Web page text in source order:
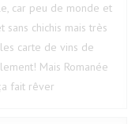
car peu de monde et
chichis mais très
carte de vins de
Mais Romanée
fait rêver